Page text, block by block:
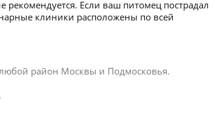
Если ваш питомец пострадал
клиники расположены по всей
любой район Москвы и Подмосковья.